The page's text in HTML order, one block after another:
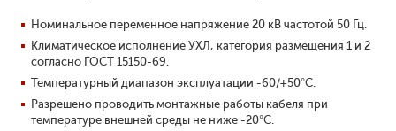
Номинальное переменное напряжение 20 кВ частотой 50 Гц.
Климатическое исполнение УХЛ, категория размещения 1 и 2
согласно ГОСТ 15150-69.
Температурный диапазон эксплуатации -60/+50°С.
Разрешено проводить монтажные работы кабеля при
температуре внешней среды не ниже -20°С.